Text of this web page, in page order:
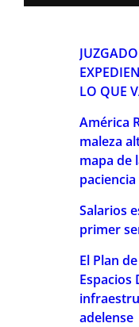
LO QUE
América
maleza
mapa de
Salarios
primer
El Plan
Espacios
adelense